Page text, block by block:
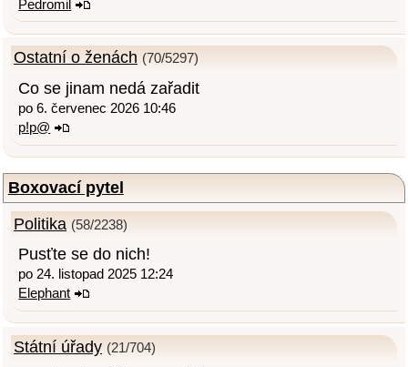
Pedromil
Ostatní o ženách (70/5297)
Co se jinam nedá zařadit
po 6. červenec 2026 10:46
p!p@
Boxovací pytel
Politika (58/2238)
Pusťte se do nich!
po 24. listopad 2025 12:24
Elephant
Státní úřady (21/704)